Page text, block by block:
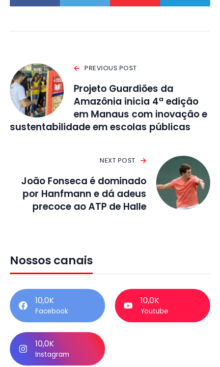
PREVIOUS POST
Projeto Guardiões da
Amazônia inicia 4ª edição
em Manaus com inovação e
sustentabilidade em escolas públicas
NEXT POST
João Fonseca é dominado
por Hanfmann e dá adeus
precoce ao ATP de Halle
Nossos canais
10,0K
Facebook
10,0K
Youtube
10,0K
Instagram